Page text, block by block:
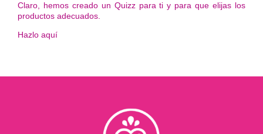
Claro, hemos creado un Quizz para ti y para que elijas los
productos adecuados.
Hazlo aquí